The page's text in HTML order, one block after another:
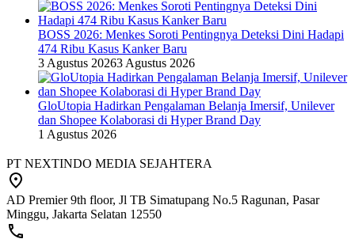
BOSS 2026: Menkes Soroti Pentingnya Deteksi Dini Hadapi
474 Ribu Kasus Kanker Baru
3 Agustus 20263 Agustus 2026
GloUtopia Hadirkan Pengalaman Belanja Imersif, Unilever
dan Shopee Kolaborasi di Hyper Brand Day
1 Agustus 2026
PT NEXTINDO MEDIA SEJAHTERA
AD Premier 9th floor, Jl TB Simatupang No.5 Ragunan, Pasar
Minggu, Jakarta Selatan 12550